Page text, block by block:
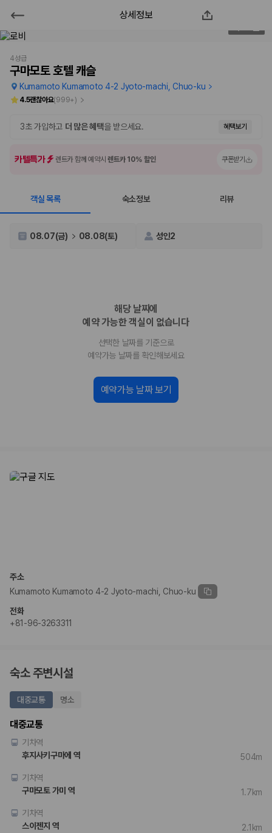
구마모토 호텔 캐슬
2000만 이용고객이 선택한 제주 렌트카 가격비교 플랫폼
제주렌트카 가격비교는 카모아에서 한 번에
제주도 렌트카는 업체마다 차량 가격, 보험 조건, 면책금, 보상 한도, 인수
장소, 취소 규정이 다릅니다. 카모아는 여러 제주 렌트카 업체의 조건을 한
경차, 소형, 준중형, 중형, SUV, 승합차 등 여행
인원에 맞는 차종별 가격을 비교합니다.
제주공항 인수 조건 비교: 셔틀 이동, 인수 위치, 반납 편의성을 함께
비교 후 원하는 차량을 바로 예약할 수 있습니다.
제주렌트카 실시간 가격비교 바로가기
제주렌트카 최저가는 차량 기본요금만으로 판단하기 어렵습니다. 보험 포
수준을 선택할 수 있습니다.
3. 제주공항 접근성과 셔틀 조건을 함께 확인하세요
제주 렌트카는 차량 인수 위치와 셔틀 편의성에 따라 실제 이용 만족도가
제주도 렌트카 차종별 가격비교
경차·소형차
혼자 또는 2인 여행에 적합하며 제주 렌트카 최저가를 찾는 사용자
가 가장 먼저 비교하는 차종입니다.
준중형·중형차
커플·친구 여행에서 많이 선택되며 가격과 승차감의 균형이 좋은 차
종입니다.
가족 여행, 짐이 많은 여행, 장거리 이동에 적합하며 보험 조건과 차
량 연식을 함께 비교하는 것이 좋습니다.
단체 여행이나 4인 이상 가족 여행에 적합하며 인원수, 짐 공간, 보
험 조건을 함께 확인해야 합니다.
상세정보
4성급
구마모토 호텔 캐슬
Kumamoto Kumamoto 4-2 Jyoto-machi, Chuo-ku
4.5괜찮아요(999+)
3초 가입하고 더 많은 혜택을 받으세요. 혜택보기
카텔특가 렌트카 함께 예약시렌트카 10% 할인 쿠폰받기
객실 목록 숙소정보 리뷰
08.07(금) 08.08(토) 성인2
해당 날짜에
예약 가능한 객실이 없습니다
선택한 날짜를 기준으로
예약가능 날짜를 확인해보세요
예약가능 날짜 보기
주소
Kumamoto Kumamoto 4-2 Jyoto-machi, Chuo-ku
전화
+81-96-3263311
숙소 주변시설
대중교통 명소
대중교통
기차역
후지사키구마에 역
504m
기차역
구마모토 가미 역
1.7km
기차역
스이젠지 역
2.1km